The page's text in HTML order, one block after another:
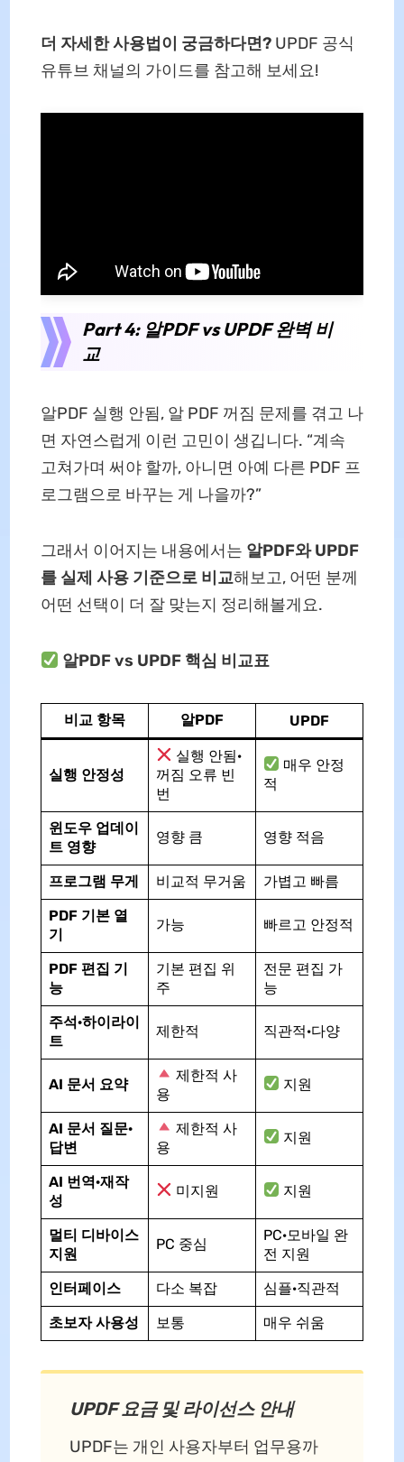
더 자세한 사용법이 궁금하다면?UPDF 공식
유튜브 채널의 가이드를 참고해 보세요!
Part 4: 알PDF vs UPDF 완벽 비
교
알PDF 실행 안됨, 알 PDF 꺼짐 문제를 겪고 나
면 자연스럽게 이런 고민이 생깁니다. “계속
고쳐가며 써야 할까, 아니면 아예 다른 PDF 프
로그램으로 바꾸는 게 나을까?”
그래서 이어지는 내용에서는 알PDF와 UPDF
를 실제 사용 기준으로 비교해보고, 어떤 분께
어떤 선택이 더 잘 맞는지 정리해볼게요.
알PDF vs UPDF 핵심 비교표
비교 항목 알PDF UPDF
실행 안정성
실행 안됨·
꺼짐 오류 빈
번
매우 안정
적
윈도우 업데이
트 영향
영향 큼 영향 적음
프로그램 무게 비교적 무거움
가볍고 빠름
PDF 기본 열
기
가능 빠르고 안정적
PDF 편집 기
능
기본 편집 위
주
전문 편집 가
능
주석·하이라이
트
제한적 직관적·다양
AI 문서 요약
제한적 사
용
지원
AI 문서 질문·
답변
제한적 사
용
지원
AI 번역·재작
성
미지원 지원
멀티 디바이스
지원
PC 중심
PC·모바일 완
전 지원
인터페이스
다소 복잡
심플·직관적
초보자 사용성
보통 매우 쉬움
UPDF 요금 및 라이선스 안내
UPDF는 개인 사용자부터 업무용까